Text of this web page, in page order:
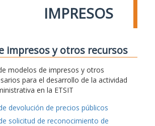
IMPRESOS
impresos y otros recursos
modelos de impresos y otros
para el desarrollo de la actividad
en la ETSIT
devolución de precios públicos
solicitud de reconocimiento de